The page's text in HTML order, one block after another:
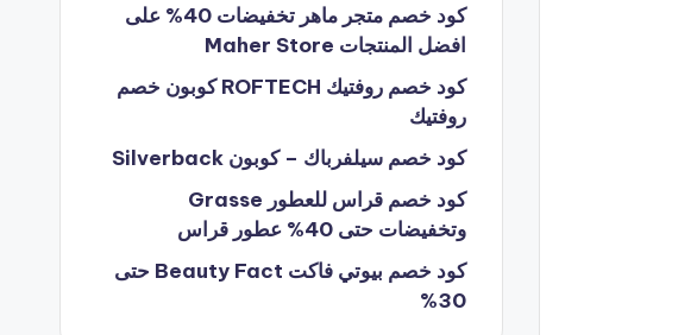
كود خصم متجر ماهر تخفيضات 40% على
افضل المنتجات Maher Store
كود خصم روفتيك ROFTECH كوبون خصم
روفتيك
كود خصم سيلفرباك – كوبون Silverback
كود خصم قراس للعطور Grasse
وتخفيضات حتى 40% عطور قراس
كود خصم بيوتي فاكت Beauty Fact حتى
30%